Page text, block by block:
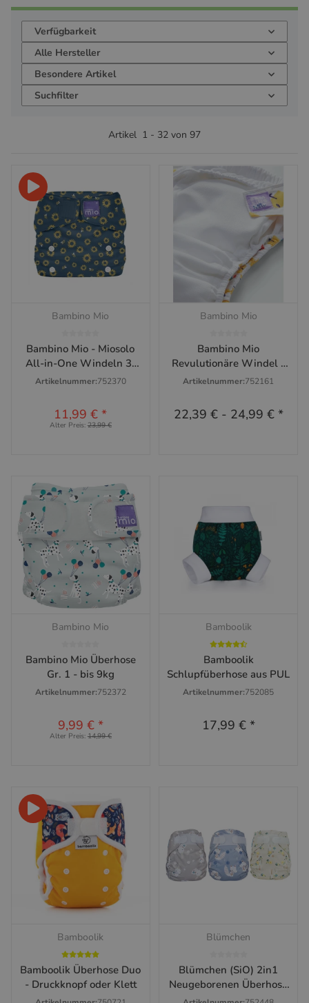
Verfügbarkeit
Alle Hersteller
Besondere Artikel
Suchfilter
Artikel 1 - 32 von 97
Bambino Mio
Bambino Mio - Miosolo
All-in-One Windeln 3-
15kg
Artikelnummer:752370
11,99 €*
Alter Preis: 23,99 €
Bambino Mio
Bambino Mio
Revulutionäre Windel -
All in One
Artikelnummer:752161
22,39 €- 24,99 € *
Bambino Mio
Bambino Mio Überhose
Gr. 1 - bis 9kg
Artikelnummer:752372
9,99 € *
Alter Preis: 14,99 €
Bamboolik
Bamboolik
Schlupfüberhose aus PUL
Artikelnummer:752085
17,99 € *
Bamboolik
Bamboolik Überhose Duo
- Druckknopf oder Klett
Blümchen
Blümchen (SiO) 2in1
Neugeborenen Überhose
Kletter (3-6kg)